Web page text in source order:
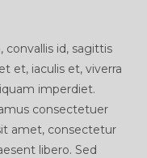
id, sagittis
et, iaculis et, viverra
imperdiet.
consectetuer
amet, consectetur
libero. Sed